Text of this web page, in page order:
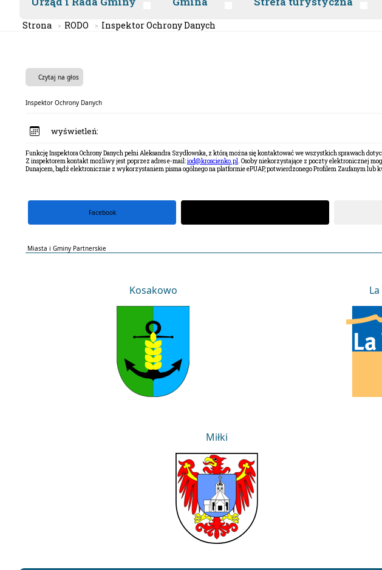
Strona RODO Inspektor Ochrony Danych
Czytaj na głos
Inspektor Ochrony Danych
wyświetleń:
Funkcję Inspektora Ochrony Danych pełni Aleksandra Szydłowska, z którą można się kontaktować we wszystkich sprawach
Z inspektorem kontakt możliwy jest poprzez adres e-mail:iod@kroscienko.pl. Osoby niekorzystające z poczty elektronicznej
Dunajcem, bądź elektronicznie z wykorzystaniem pisma ogólnego na platformie ePUAP, potwierdzonego Profilem Zaufanym
Facebook
Miasta i Gminy Partnerskie
Kosakowo
Miłki
Miłki